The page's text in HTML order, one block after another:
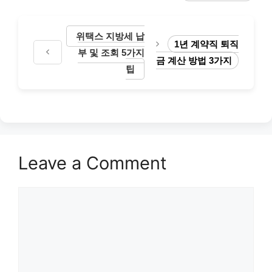
위택스 지방세 납
부 및 조회 5가지
팁
1년 계약직 퇴직
금 계산 방법 3가지
Leave a Comment